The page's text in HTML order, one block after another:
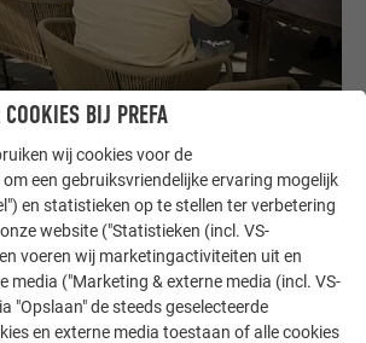
BIJ PREFA
wij cookies voor de
een gebruiksvriendelijke ervaring mogelijk
en statistieken op te stellen ter verbetering
website ("Statistieken (incl. VS-
voeren wij marketingactiviteiten uit en
media ("Marketing & externe media (incl. VS-
"Opslaan" de steeds geselecteerde
en externe media toestaan of alle cookies